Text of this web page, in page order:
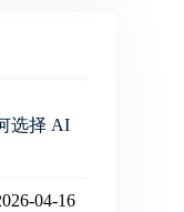
选择 AI
04-16